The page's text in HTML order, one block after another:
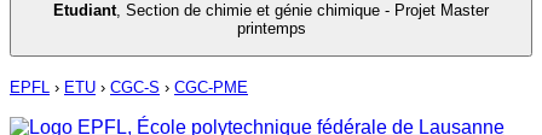
Etudiant, Section de chimie et génie chimique - Projet Master
printemps
EPFL › ETU › CGC-S › CGC-PME